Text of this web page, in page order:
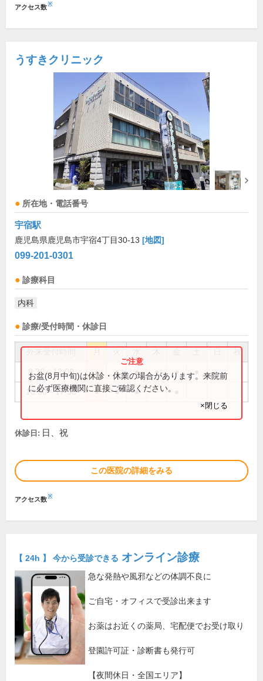
アクセス数※
うすきクリニック
所在地・電話番号
宇宿駅
鹿児島県鹿児島市宇宿4丁目30-13 [地図]
099-201-0301
診療科目
内科
診療/受付時間・休診日
祝
8:30～12:00 ● ● ● ● ●
13:30～17:30 ● ● ●
お盆(8月中旬)は休診・休業の場合があります。来院前
に必ず医療機関に直接ご確認ください。
×閉じる
休診日: 日、祝
この医院の詳細をみる
アクセス数※
【 24h 】 今から受診できる オンライン診療
急な発熱や風邪などの体調不良に
ご自宅・オフィスで受診出来ます
お薬はお近くの薬局、宅配便でお受け取り
登園許可証・診断書も発行可
【夜間休日・全国エリア】